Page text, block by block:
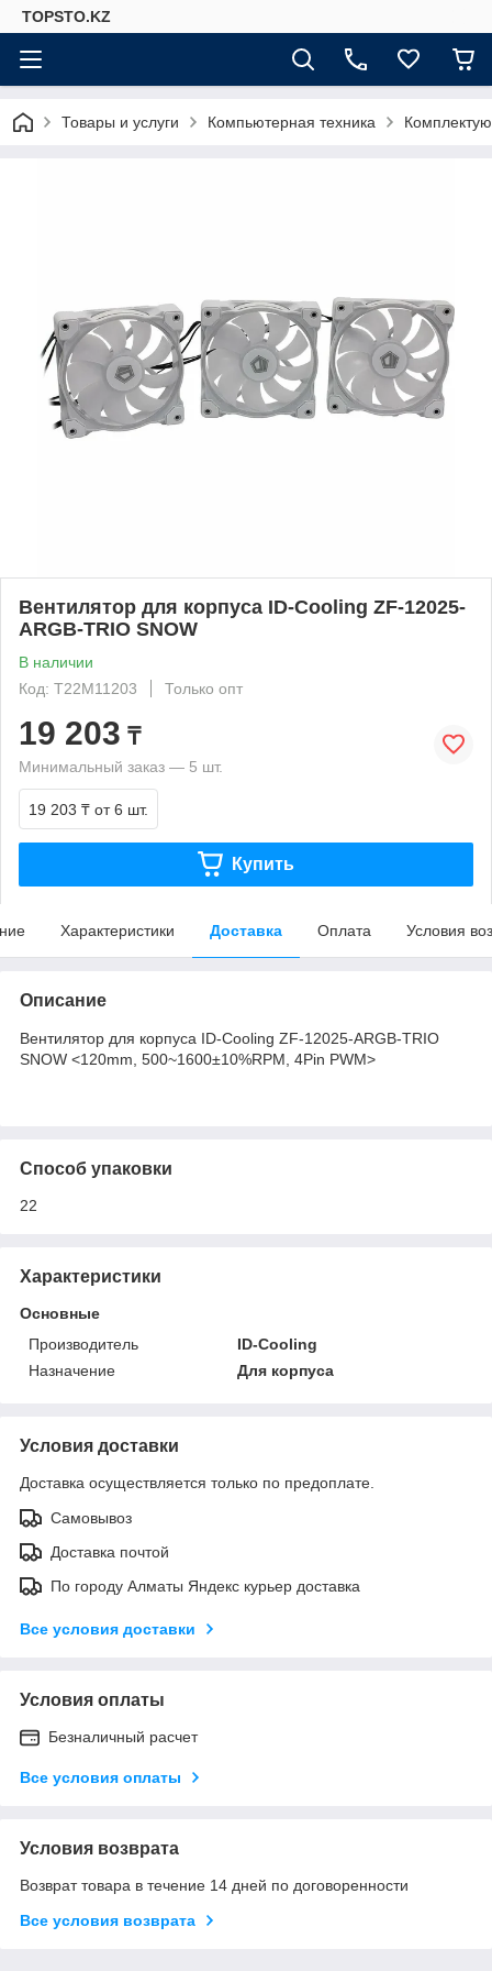
TOPSTO.KZ
Товары и услуги Компьютерная техника
Вентилятор для корпуса ID-Cooling ZF-12025-
ARGB-TRIO SNOW
В наличии
Код: T22M11203
Только опт
19 203 ₸
Минимальный заказ — 5 шт.
19 203 ₸ от 6 шт.
Купить
Характеристики Доставка Оплата Условия
Описание
Вентилятор для корпуса ID-Cooling ZF-12025-ARGB-TRIO
SNOW <120mm, 500~1600±10%RPM, 4Pin PWM>
Способ упаковки
22
Характеристики
Основные
Производитель
ID-Cooling
Назначение
Для корпуса
Условия доставки
Доставка осуществляется только по предоплате.
Самовывоз
Доставка почтой
По городу Алматы Яндекс курьер доставка
Все условия доставки
Условия оплаты
Безналичный расчет
Все условия оплаты
Условия возврата
Возврат товара в течение 14 дней по договоренности
Все условия возврата